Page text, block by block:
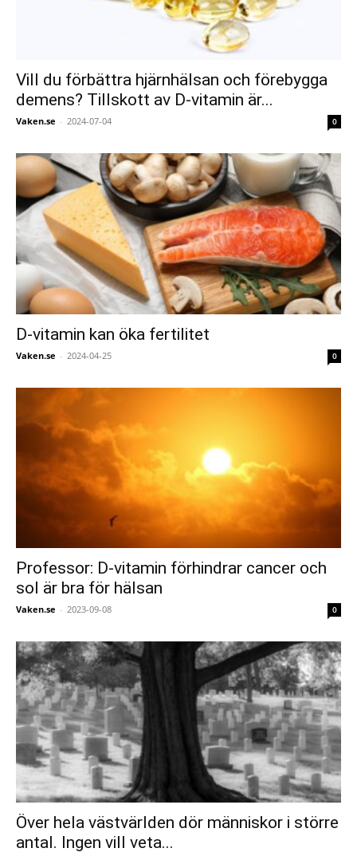
Vill du förbättra hjärnhälsan och förebygga
demens? Tillskott av D-vitamin är...
Vaken.se - 2024-07-04 0
D-vitamin kan öka fertilitet
Vaken.se - 2024-04-25 0
Professor: D-vitamin förhindrar cancer och
sol är bra för hälsan
Vaken.se - 2023-09-08 0
Över hela västvärlden dör människor i större
antal. Ingen vill veta...